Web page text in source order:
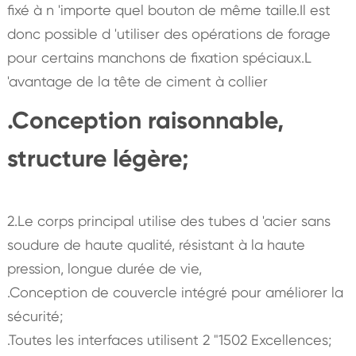
fixé à n 'importe quel bouton de même taille.Il est
donc possible d 'utiliser des opérations de forage
pour certains manchons de fixation spéciaux.L
'avantage de la tête de ciment à collier
.Conception raisonnable,
structure légère;
2.Le corps principal utilise des tubes d 'acier sans
soudure de haute qualité, résistant à la haute
pression, longue durée de vie,
.Conception de couvercle intégré pour améliorer la
sécurité;
.Toutes les interfaces utilisent 2 "1502 Excellences;